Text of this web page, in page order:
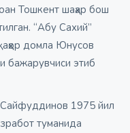
Тошкент шаҳар бош
“Абу Сахий”
домла Юнусов
бажарувчиси этиб
Сайфуддинов 1975 йил
туманида